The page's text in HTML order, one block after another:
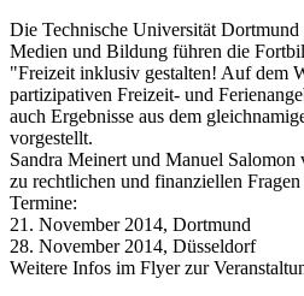
Die Technische Universität
Medien und Bildung führen die
"Freizeit inklusiv gestalten! Auf dem
partizipativen Freizeit- und
auch Ergebnisse aus dem
vorgestellt.
Sandra Meinert und Manuel
zu rechtlichen und finanziellen Fragen
Termine:
21. November 2014, Dortmund
28. November 2014, Düsseldorf
Weitere Infos im Flyer zur